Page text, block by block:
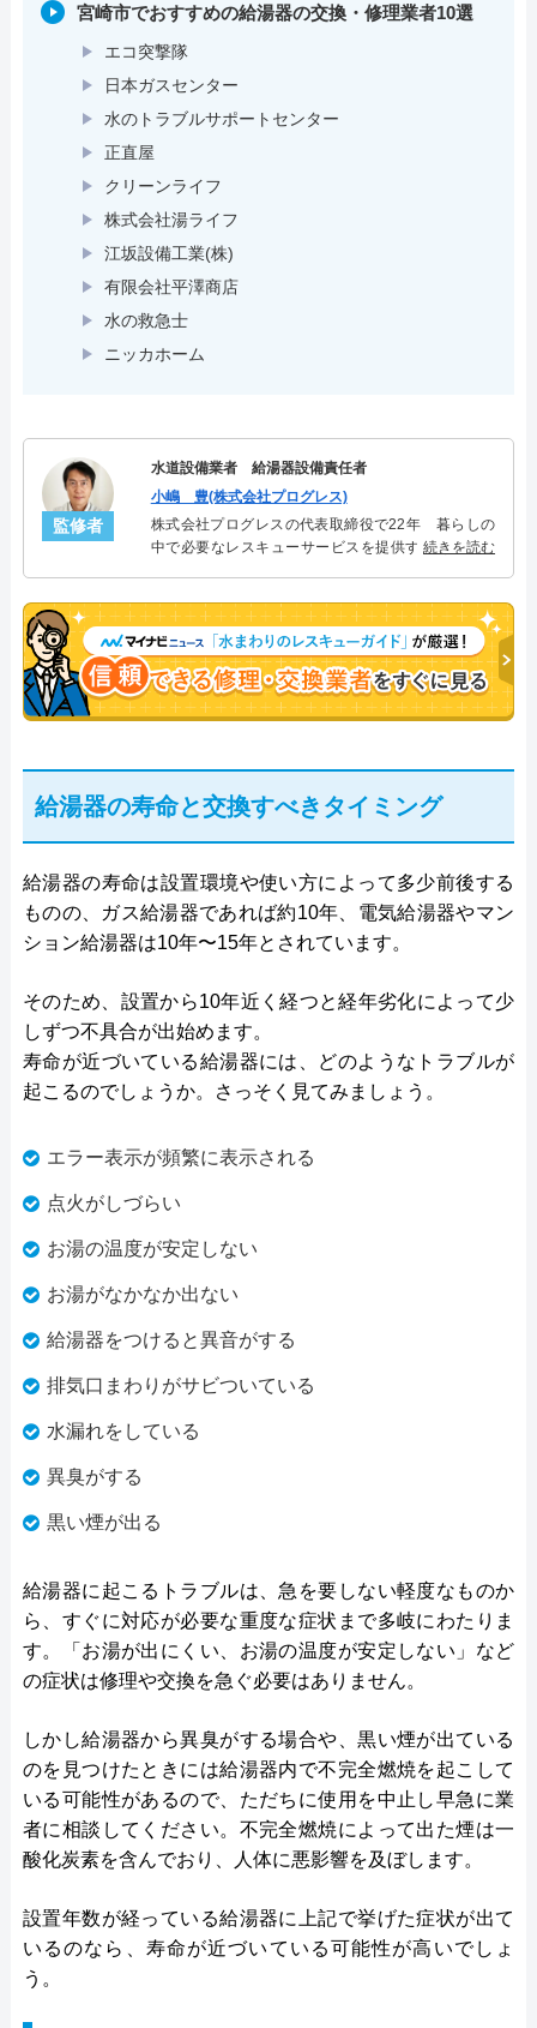
宮崎市でおすすめの給湯器の交換・修理業者10選
エコ突撃隊
日本ガスセンター
水のトラブルサポートセンター
正直屋
クリーンライフ
株式会社湯ライフ
江坂設備工業(株)
有限会社平澤商店
水の救急士
ニッカホーム
監修者
水道設備業者 給湯器設備責任者
小嶋 豊(株式会社プログレス)
株式会社プログレスの代表取締役で22年 暮らしの
中で必要なレスキューサービスを提供する株式会社
決。多くのお客様に信頼される「給湯器」のスペシ
ャリスト。
続きを読む
給湯器の寿命と交換すべきタイミング
給湯器の寿命は設置環境や使い方によって多少前後する
ものの、ガス給湯器であれば約10年、電気給湯器やマン
ション給湯器は10年〜15年とされています。
そのため、設置から10年近く経つと経年劣化によって少
しずつ不具合が出始めます。
寿命が近づいている給湯器には、どのようなトラブルが
起こるのでしょうか。さっそく見てみましょう。
エラー表示が頻繁に表示される
点火がしづらい
お湯の温度が安定しない
お湯がなかなか出ない
給湯器をつけると異音がする
排気口まわりがサビついている
水漏れをしている
異臭がする
黒い煙が出る
給湯器に起こるトラブルは、急を要しない軽度なものか
ら、すぐに対応が必要な重度な症状まで多岐にわたりま
す。「お湯が出にくい、お湯の温度が安定しない」など
の症状は修理や交換を急ぐ必要はありません。
しかし給湯器から異臭がする場合や、黒い煙が出ている
のを見つけたときには給湯器内で不完全燃焼を起こして
いる可能性があるので、ただちに使用を中止し早急に業
者に相談してください。不完全燃焼によって出た煙は一
酸化炭素を含んでおり、人体に悪影響を及ぼします。
設置年数が経っている給湯器に上記で挙げた症状が出て
いるのなら、寿命が近づいている可能性が高いでしょ
う。